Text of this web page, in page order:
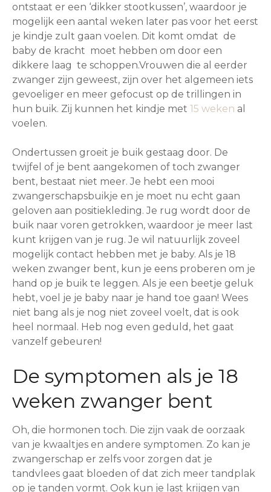
ontstaat er een ‘dikker stootkussen’, waardoor je
mogelijk een aantal weken later pas voor het eerst
je kindje zult gaan voelen. Dit komt omdat de
baby de kracht moet hebben om door een
dikkere laag te schoppen.Vrouwen die al eerder
zwanger zijn geweest, zijn over het algemeen iets
gevoeliger en meer gefocust op de trillingen in
hun buik. Zij kunnen het kindje met 15 weken al
voelen.
Ondertussen groeit je buik gestaag door. De
twijfel of je bent aangekomen of toch zwanger
bent, bestaat niet meer. Je hebt een mooi
zwangerschapsbuikje en je moet nu echt gaan
geloven aan positiekleding. Je rug wordt door de
buik naar voren getrokken, waardoor je meer last
kunt krijgen van je rug. Je wil natuurlijk zoveel
mogelijk contact hebben met je baby. Als je 18
weken zwanger bent, kun je eens proberen om je
hand op je buik te leggen. Als je een beetje geluk
hebt, voel je je baby naar je hand toe gaan! Wees
niet bang als je nog niet zoveel voelt, dat is ook
heel normaal. Heb nog even geduld, het gaat
vanzelf gebeuren!
De symptomen als je 18
weken zwanger bent
Oh, die hormonen toch. Die zijn vaak de oorzaak
van je kwaaltjes en andere symptomen. Zo kan je
zwangerschap er zelfs voor zorgen dat je
tandvlees gaat bloeden of dat zich meer tandplak
op je tanden vormt. Ook kun je last krijgen van